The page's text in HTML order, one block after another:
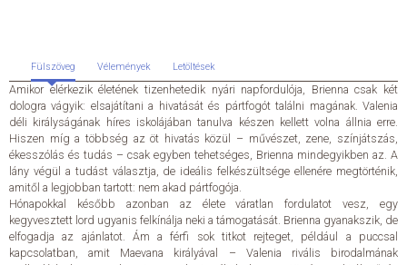
Fülszöveg Vélemények Letöltések
Amikor elérkezik életének tizenhetedik nyári napfordulója, Brienna csak két
dologra vágyik: elsajátítani a hivatását és pártfogót találni magának. Valenia
déli királyságának híres iskolájában tanulva készen kellett volna állnia erre.
Hiszen míg a többség az öt hivatás közül – művészet, zene, színjátszás,
ékesszólás és tudás – csak egyben tehetséges, Brienna mindegyikben az. A
lány végül a tudást választja, de ideális felkészültsége ellenére megtörténik,
amitől a legjobban tartott: nem akad pártfogója.
Hónapokkal később azonban az élete váratlan fordulatot vesz, egy
kegyvesztett lord ugyanis felkínálja neki a támogatását. Brienna gyanakszik, de
elfogadja az ajánlatot. Ám a férfi sok titkot rejteget, például a puccsal
kapcsolatban, amit Maevana királyával – Valenia rivális birodalmának